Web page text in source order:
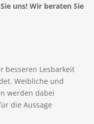
uns! Wir beraten Sie
besseren Lesbarkeit
Weibliche und
werden dabei
die Aussage